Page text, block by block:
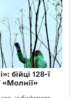
бійці 128-ї
«Молнії»